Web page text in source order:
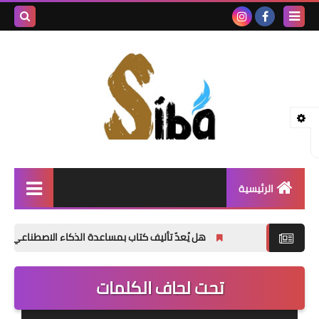
الرئيسية
نصوص
قصة قصيرة
هل يُعدّ تأليف كتاب بمساعدة الذكاء الاصطناعي أمراً خاطئاً؟
تحت لحاف الكلمات